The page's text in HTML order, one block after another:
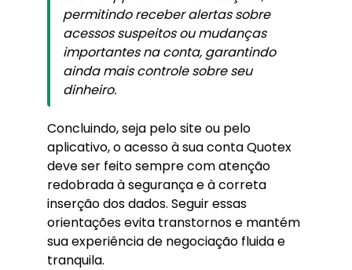
permitindo receber alertas sobre
acessos suspeitos ou mudanças
importantes na conta, garantindo
ainda mais controle sobre seu
dinheiro.
Concluindo, seja pelo site ou pelo
aplicativo, o acesso à sua conta Quotex
deve ser feito sempre com atenção
redobrada à segurança e à correta
inserção dos dados. Seguir essas
orientações evita transtornos e mantém
sua experiência de negociação fluida e
tranquila.